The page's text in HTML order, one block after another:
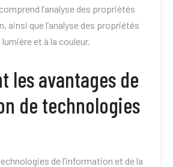
l’analyse des propriétés
ainsi que l’analyse des propriétés
et à la couleur.
les avantages de
de technologies
de l’information et de la